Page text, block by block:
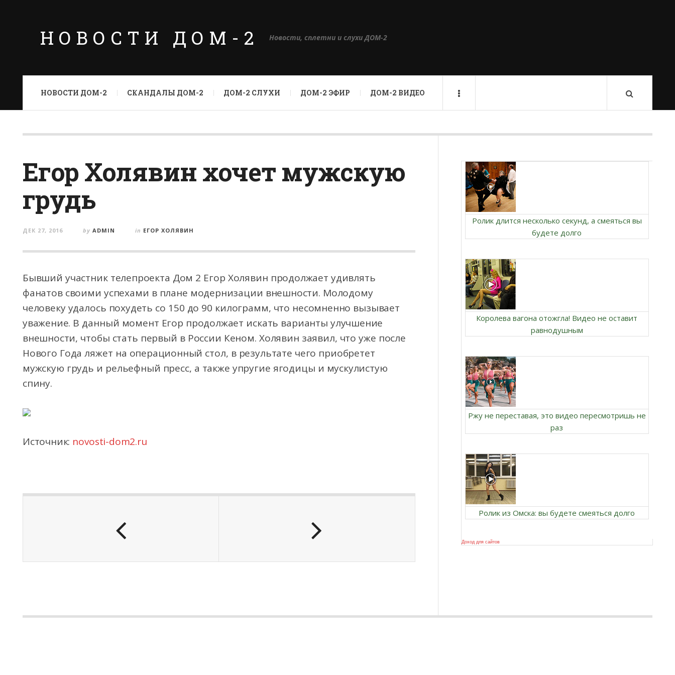
НОВОСТИ ДОМ-2 Новости, сплетни и слухи ДОМ-2
НОВОСТИ ДОМ-2 СКАНДАЛЫ ДОМ-2 ДОМ-2 СЛУХИ ДОМ-2 ЭФИР ДОМ-2 ВИДЕО
Егор Холявин хочет мужскую
грудь
ДЕК 27, 2016 by ADMIN in ЕГОР ХОЛЯВИН
Бывший участник телепроекта Дом 2 Егор Холявин продолжает удивлять
фанатов своими успехами в плане модернизации внешности. Молодому
человеку удалось похудеть со 150 до 90 килограмм, что несомненно вызывает
уважение. В данный момент Егор продолжает искать варианты улучшение
внешности, чтобы стать первый в России Кеном. Холявин заявил, что уже после
Нового Года ляжет на операционный стол, в результате чего приобретет
мужскую грудь и рельефный пресс, а также упругие ягодицы и мускулистую
спину.
Источник: novosti-dom2.ru
Ролик длится несколько секунд, а смеяться вы
будете долго
Королева вагона отожгла! Видео не оставит
равнодушным
Ржу не переставая, это видео пересмотришь не
раз
Ролик из Омска: вы будете смеяться долго
Доход для сайтов